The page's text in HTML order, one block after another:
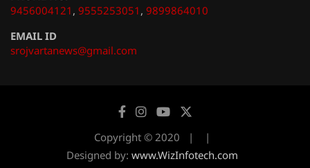
9456004121 , 9555253051 , 9899864010
EMAIL ID
srojvartanews@gmail.com
Copyright © 2020
Designed by: www.WizInfotech.com